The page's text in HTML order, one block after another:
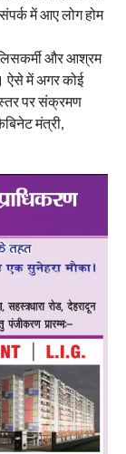
में आए लोग होम
और आश्रम
ऐसे में अगर कोई
स्तर पर संक्रमण
मंत्री,